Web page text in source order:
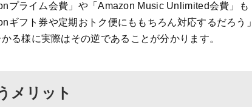
プライム会費」や「Amazon Music Unlimited会費」も
フト券や定期おトク便にももちろん対応するだろう」
る様に実際はその逆であることが分かります。
メリット